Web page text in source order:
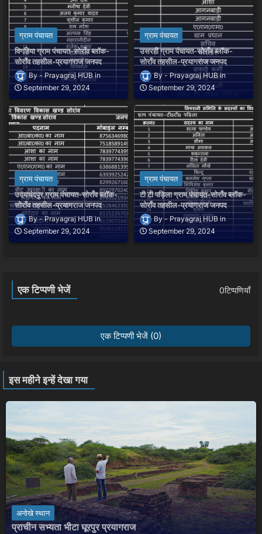
ग्राम पंचायत
विगहिया ग्राम पंचायत-सोराँव ब्लॉक-
सोराँव तहसील-प्रयागराज जनपद
Prayagraj HUB
September 29, 2024
ग्राम पंचायत
उसरही ग्राम पंचायत-सोराँव ब्लॉक-
सोराँव तहसील-प्रयागराज जनपद
Prayagraj HUB
September 29, 2024
ग्राम पंचायत
उदयचंदपुर ग्राम पंचायत-सोराँव ब्लॉक-
सोराँव तहसील-प्रयागराज जनपद
Prayagraj HUB
September 29, 2024
ग्राम पंचायत
टी टी पड़िला ग्राम पंचायत-सोराँव ब्लॉक-
सोराँव तहसील-प्रयागराज जनपद
Prayagraj HUB
September 29, 2024
एक टिप्पणी भेजें 0टिप्पणियाँ
एक टिप्पणी भेजें (0)
इस महीने इन्हें देखा गया
अनोखे स्थान
प्राचीन सभ्यता भीटा घूरपुर प्रयागराज